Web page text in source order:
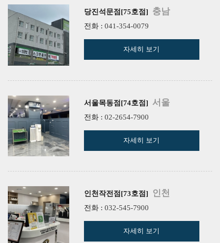
당진석문점[75호점] 충남
전화 : 041-354-0079
자세히 보기
서울목동점[74호점] 서울
전화 : 02-2654-7900
자세히 보기
인천작전점[73호점] 인천
전화 : 032-545-7900
자세히 보기